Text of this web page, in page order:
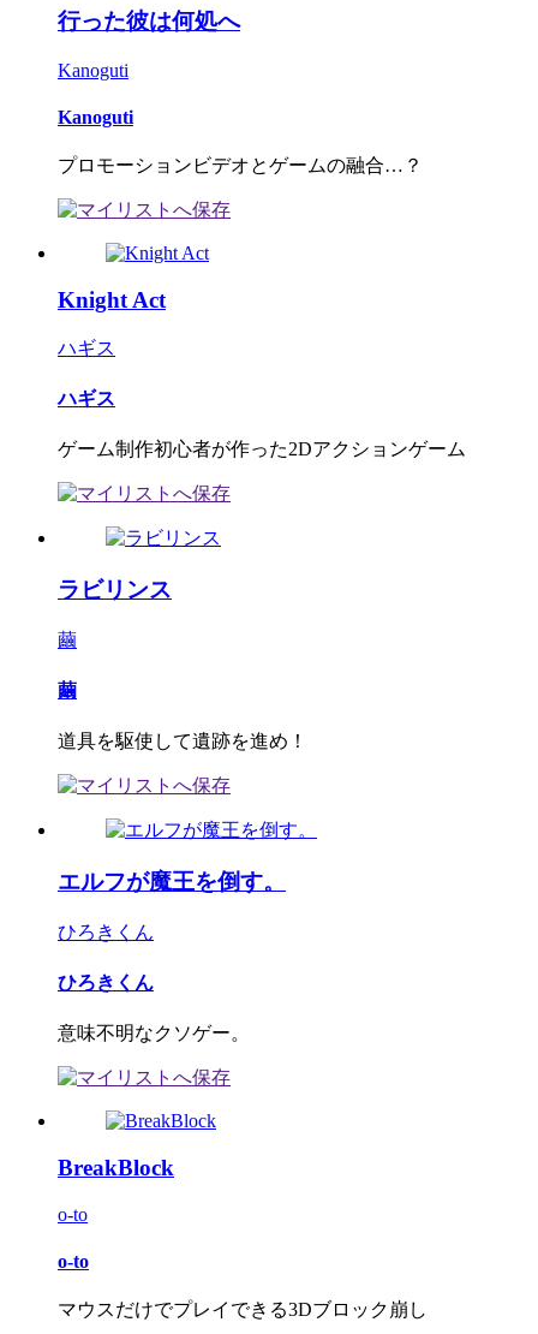
行った彼は何処へ
Kanoguti
Kanoguti
プロモーションビデオとゲームの融合…？
Knight Act
ハギス
ハギス
ゲーム制作初心者が作った2Dアクションゲーム
ラビリンス
繭
繭
道具を駆使して遺跡を進め！
エルフが魔王を倒す。
ひろきくん
ひろきくん
意味不明なクソゲー。
BreakBlock
o-to
o-to
マウスだけでプレイできる3Dブロック崩し